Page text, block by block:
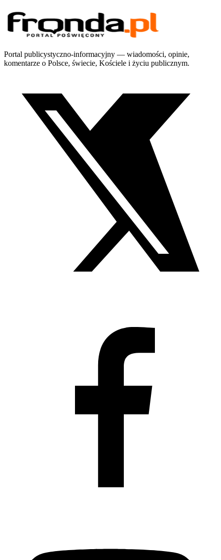
Portal publicystyczno-informacyjny — wiadomości, opinie,
komentarze o Polsce, świecie, Kościele i życiu publicznym.